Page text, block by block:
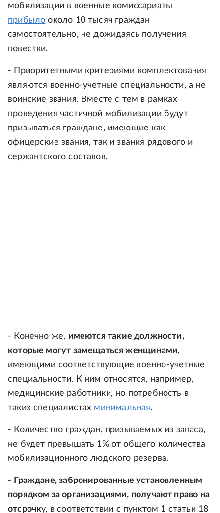
мобилизации в военные комиссариаты
прибыло около 10 тысяч граждан
самостоятельно, не дожидаясь получения
повестки.
- Приоритетными критериями комплектования
являются военно-учетные специальности, а не
воинские звания. Вместе с тем в рамках
проведения частичной мобилизации будут
призываться граждане, имеющие как
офицерские звания, так и звания рядового и
сержантского составов.
- Конечно же, имеются такие должности,
которые могут замещаться женщинами,
имеющими соответствующие военно-учетные
специальности. К ним относятся, например,
медицинские работники, но потребность в
таких специалистах минимальная.
- Количество граждан, призываемых из запаса,
не будет превышать 1% от общего количества
мобилизационного людского резерва.
- Граждане, забронированные установленным
порядком за организациями, получают право на
отсрочку, в соответствии с пунктом 1 статьи 18